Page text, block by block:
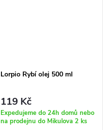
Lorpio Rybí olej 500 ml
119 Kč
Expedujeme do 24h domů nebo
na prodejnu do Mikulova 2 ks